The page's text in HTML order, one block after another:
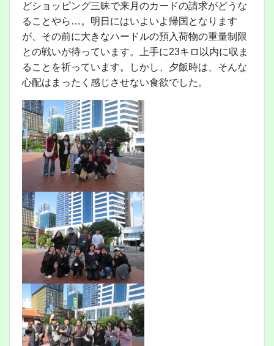
どショッピング三昧で来月のカードの請求がどうな
ることやら…。明日にはいよいよ帰国となります
が、その前に大きなハードルの預入荷物の重量制限
との戦いが待っています。上手に23キロ以内に収ま
ることを祈っています。しかし、夕飯時は、そんな
心配はまったく感じさせない食欲でした。